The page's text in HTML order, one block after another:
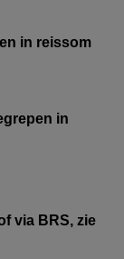
in reissom
in
via BRS, zie